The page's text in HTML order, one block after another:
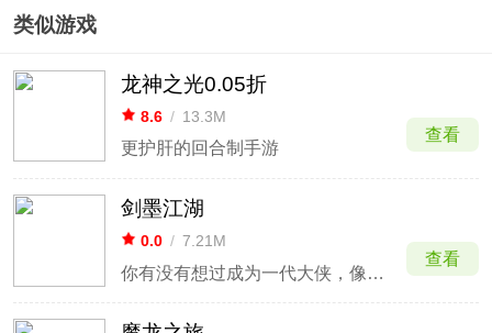
类似游戏
龙神之光0.05折
8.6 / 13.3M
更护肝的回合制手游
查看
剑墨江湖
0.0 / 7.21M
你有没有想过成为一代大侠，像电视里那样行走江湖，路见不平就拔刀相助，假如你还有一个江湖梦的话，那这款剑墨江湖版你一定不能错过。这是一款文字题材的放置武侠游戏，游戏采用国风水墨式的画风，用文字描述出了一个庞大的武侠世界，游戏发生在北宋末至南宋初靖康建炎年间的大宋庙堂江湖，主角作为陈
查看